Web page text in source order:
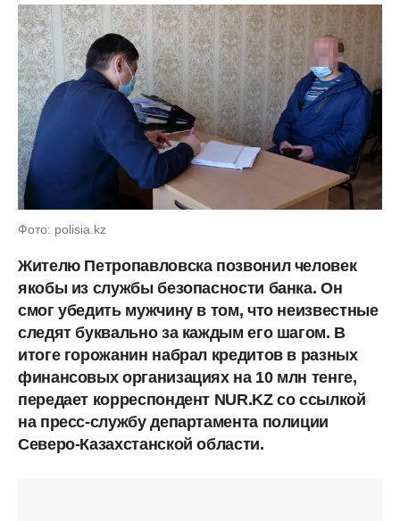
Фото: polisia.kz
Жителю Петропавловска позвонил человек
якобы из службы безопасности банка. Он
смог убедить мужчину в том, что неизвестные
следят буквально за каждым его шагом. В
итоге горожанин набрал кредитов в разных
финансовых организациях на 10 млн тенге,
передает корреспондент NUR.KZ со ссылкой
на пресс-службу департамента полиции
Северо-Казахстанской области.